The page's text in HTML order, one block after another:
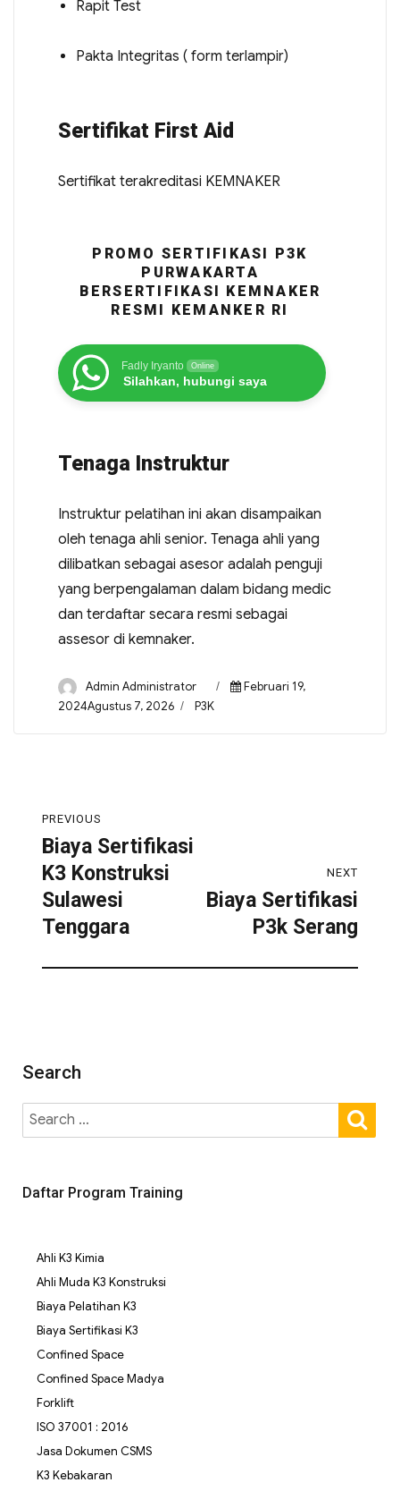
Rapit Test
Pakta Integritas ( form terlampir)
Sertifikat First Aid
Sertifikat terakreditasi KEMNAKER
PROMO SERTIFIKASI P3K
PURWAKARTA
BERSERTIFIKASI KEMNAKER
RESMI KEMANKER RI
Fadly Iryanto Online
Silahkan, hubungi saya
Tenaga Instruktur
Instruktur pelatihan ini akan disampaikan
oleh tenaga ahli senior. Tenaga ahli yang
dilibatkan sebagai asesor adalah penguji
yang berpengalaman dalam bidang medic
dan terdaftar secara resmi sebagai
assesor di kemnaker.
Admin Administrator
Februari 19,
2024Agustus 7, 2026
P3K
PREVIOUS
Biaya Sertifikasi
K3 Konstruksi
Sulawesi
Tenggara
NEXT
Biaya Sertifikasi
P3k Serang
Search
Daftar Program Training
Ahli K3 Kimia
Ahli Muda K3 Konstruksi
Biaya Pelatihan K3
Biaya Sertifikasi K3
Confined Space
Confined Space Madya
Forklift
ISO 37001 : 2016
Jasa Dokumen CSMS
K3 Kebakaran